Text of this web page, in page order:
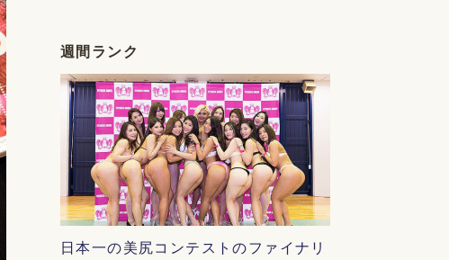
週間ランク
日本一の美尻コンテストのファイナリ